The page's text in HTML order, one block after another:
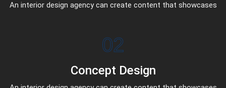
An interior design agency can create content that showcases
02
Concept Design